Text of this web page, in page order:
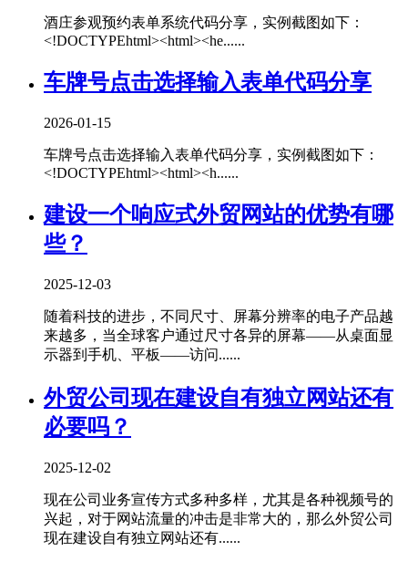
酒庄参观预约表单系统代码分享，实例截图如下：
<!DOCTYPEhtml><html><he......
车牌号点击选择输入表单代码分享
2026-01-15
车牌号点击选择输入表单代码分享，实例截图如下：
<!DOCTYPEhtml><html><h......
建设一个响应式外贸网站的优势有哪
些？
2025-12-03
随着科技的进步，不同尺寸、屏幕分辨率的电子产品越
来越多，当全球客户通过尺寸各异的屏幕——从桌面显
示器到手机、平板——访问......
外贸公司现在建设自有独立网站还有
必要吗？
2025-12-02
现在公司业务宣传方式多种多样，尤其是各种视频号的
兴起，对于网站流量的冲击是非常大的，那么外贸公司
现在建设自有独立网站还有......